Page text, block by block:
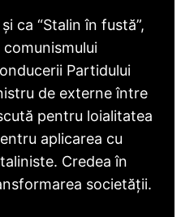
ca “Stalin în fustă”,
Partidului
de externe între
pentru loialitatea
aplicarea cu
Credea în
societății.